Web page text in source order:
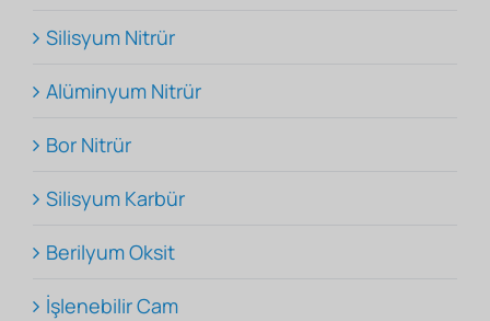
Silisyum Nitrür
Alüminyum Nitrür
Bor Nitrür
Silisyum Karbür
Berilyum Oksit
İşlenebilir Cam